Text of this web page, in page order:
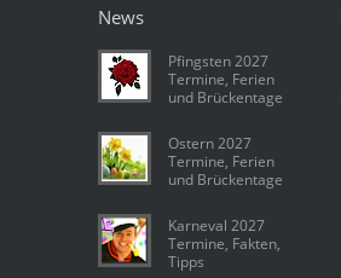
News
Pfingsten 2027
Termine, Ferien
und Brückentage
Ostern 2027
Termine, Ferien
und Brückentage
Karneval 2027
Termine, Fakten,
Tipps